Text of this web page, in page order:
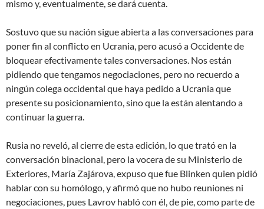
mismo y, eventualmente, se dará cuenta
Sostuvo que su nación sigue abierta a las conversaciones para
poner fin al conflicto en Ucrania, pero acusó a Occidente de
bloquear efectivamente tales conversaciones. Nos están
pidiendo que tengamos negociaciones, pero no recuerdo a
ningún colega occidental que haya pedido a Ucrania que
presente su posicionamiento, sino que la están alentando a
continuar la guerra
Rusia no reveló, al cierre de esta edición, lo que trató en la
conversación binacional, pero la vocera de su Ministerio de
Exteriores, María Zajárova, expuso que fue Blinken quien pidió
hablar con su homólogo, y afirmó que no hubo reuniones ni
negociaciones , pues Lavrov habló con él, de pie, como parte de